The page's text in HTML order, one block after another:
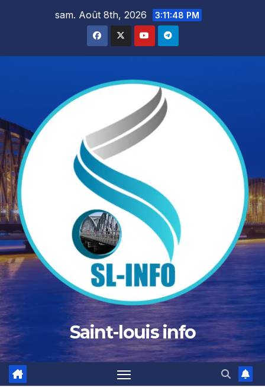
sam. Août 8th, 2026 3:11:50 PM
Saint-louis info